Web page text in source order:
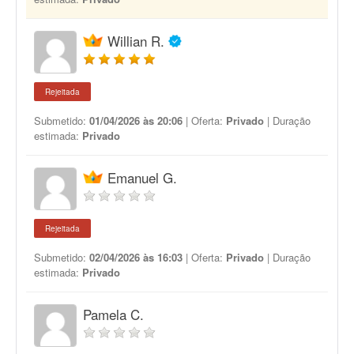
Willian R.
Rejeitada
Submetido: 01/04/2026 às 20:06 | Oferta: Privado | Duração
estimada: Privado
Emanuel G.
Rejeitada
Submetido: 02/04/2026 às 16:03 | Oferta: Privado | Duração
estimada: Privado
Pamela C.